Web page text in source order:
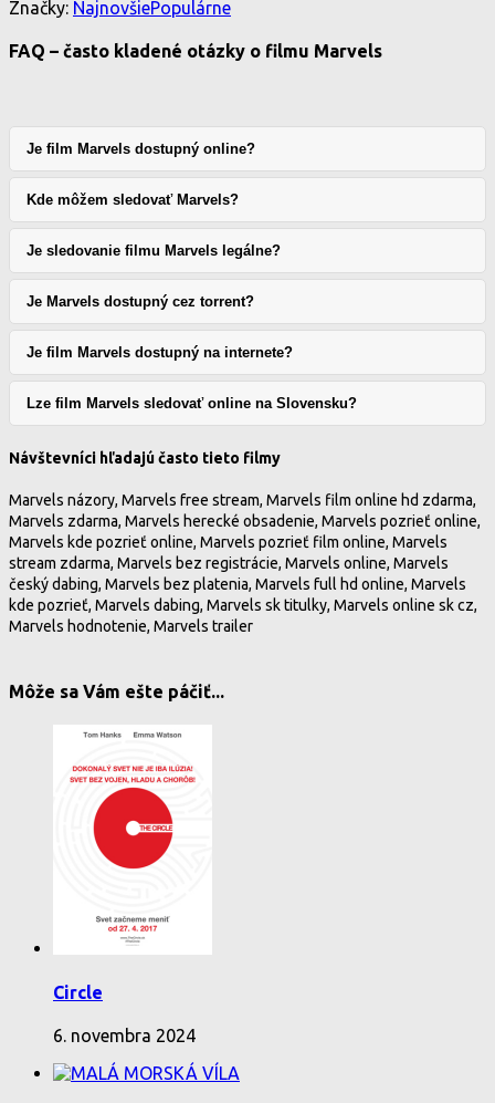
Značky: NajnovšiePopulárne
FAQ – často kladené otázky o filmu Marvels
Je film Marvels dostupný online?
Kde môžem sledovať Marvels?
Je sledovanie filmu Marvels legálne?
Je Marvels dostupný cez torrent?
Je film Marvels dostupný na internete?
Lze film Marvels sledovať online na Slovensku?
Návštevníci hľadajú často tieto filmy
Marvels názory, Marvels free stream, Marvels film online hd zdarma,
Marvels zdarma, Marvels herecké obsadenie, Marvels pozrieť online,
Marvels kde pozrieť online, Marvels pozrieť film online, Marvels
stream zdarma, Marvels bez registrácie, Marvels online, Marvels
český dabing, Marvels bez platenia, Marvels full hd online, Marvels
kde pozrieť, Marvels dabing, Marvels sk titulky, Marvels online sk cz,
Marvels hodnotenie, Marvels trailer
Môže sa Vám ešte páčiť...
Circle
6. novembra 2024